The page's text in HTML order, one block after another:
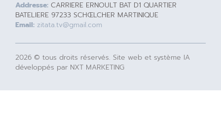
Addresse: CARRIERE ERNOULT BAT D1 QUARTIER
BATELIERE 97233 SCHŒLCHER MARTINIQUE
Email: zitata.tv@gmail.com
2026 © tous droits réservés. Site web et système IA
développés par NXT MARKETING